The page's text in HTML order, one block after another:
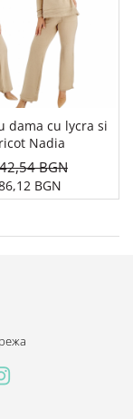
dama cu lycra si
Nadia
BGN
BGN